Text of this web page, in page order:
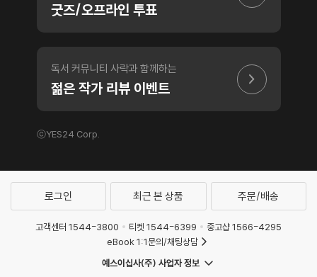
굿즈/오프라인 투표
독서 커뮤니티 사락과 함께하는
젊은 작가 리뷰 이벤트
ⓒYES24 Corp.
로그인 최근 본 상품 주문/배송
고객센터 1544-3800 티켓 1544-6399
중고샵 1566-4295
eBook 1:1문의/채팅상담
예스이십사(주) 사업자 정보